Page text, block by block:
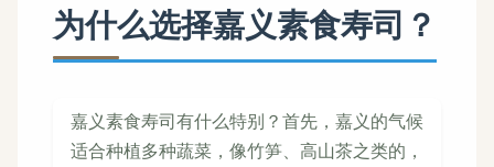
为什么选择嘉义素食寿司？
嘉义素食寿司有什么特别？首先，嘉义的气候
适合种植多种蔬菜，像竹笋、高山茶之类的，